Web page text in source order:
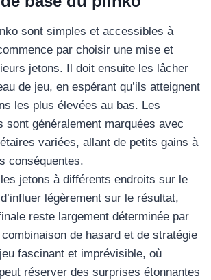
sont simples et accessibles à
par choisir une mise et
jetons. Il doit ensuite les lâcher
de jeu, en espérant qu’ils atteignent
les plus élevées au bas. Les
sont généralement marquées avec
variées, allant de petits gains à
conséquentes.
jetons à différents endroits sur le
légèrement sur le résultat,
reste largement déterminée par
de hasard et de stratégie
fascinant et imprévisible, où
réserver des surprises étonnantes